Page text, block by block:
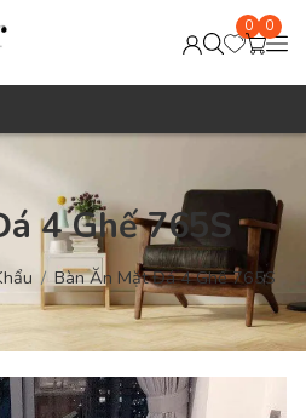
0 0
4 Ghế 765S
Bàn Ăn Mặt Đá 4 Ghế 765S